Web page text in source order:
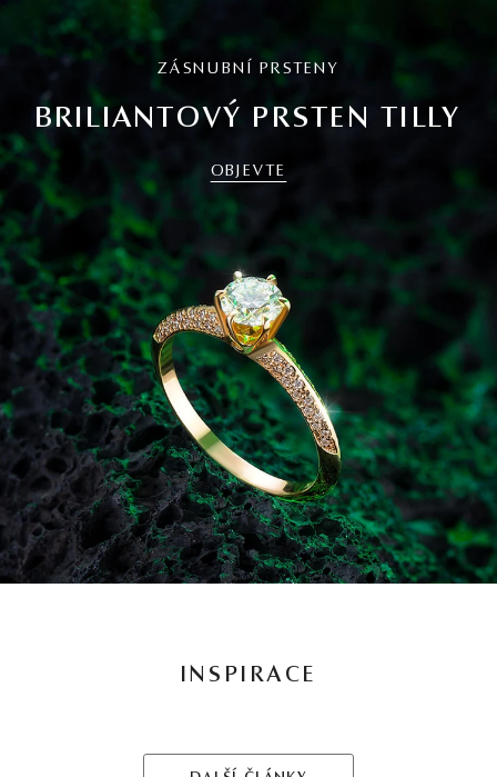
ZÁSNUBNÍ PRSTENY
BRILIANTOVÝ PRSTEN TILLY
OBJEVTE
INSPIRACE